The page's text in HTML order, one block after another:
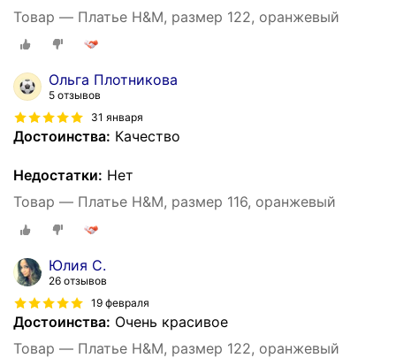
Товар — Платье H&M, размер 122, оранжевый
Ольга Плотникова
5 отзывов
31 января
Достоинства: Качество
Недостатки: Нет
Товар — Платье H&M, размер 116, оранжевый
Юлия С.
26 отзывов
19 февраля
Достоинства: Очень красивое
Товар — Платье H&M, размер 122, оранжевый